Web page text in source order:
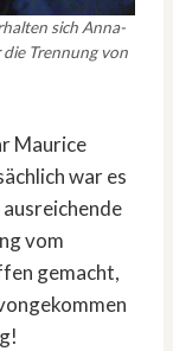
sich Anna-
Trennung von
Maurice
war es
vom
gemacht,